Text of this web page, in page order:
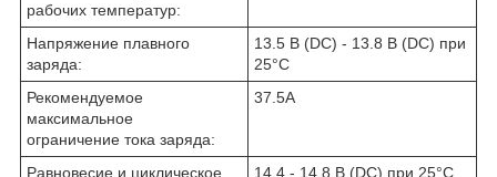
рабочих температур:
Напряжение плавного
заряда:
13.5 В (DC) - 13.8 В (DC) при
25°C
Рекомендуемое
максимальное
ограничение тока заряда:
37.5A
Равновесие и циклическое
14.4 - 14.8 В (DC) при 25°C